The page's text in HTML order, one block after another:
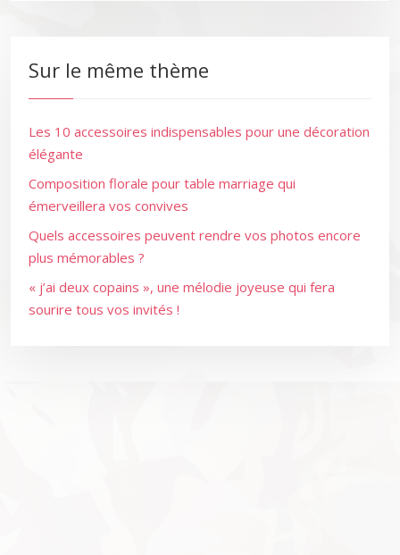
Sur le même thème
Les 10 accessoires indispensables pour une décoration
élégante
Composition florale pour table marriage qui
émerveillera vos convives
Quels accessoires peuvent rendre vos photos encore
plus mémorables ?
« j’ai deux copains », une mélodie joyeuse qui fera
sourire tous vos invités !